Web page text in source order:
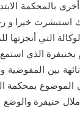
بالمحكمة
استبشرت خيرا
التي
الذي
بين المفوضية
الموضوع بمحكمة
خنيفرة